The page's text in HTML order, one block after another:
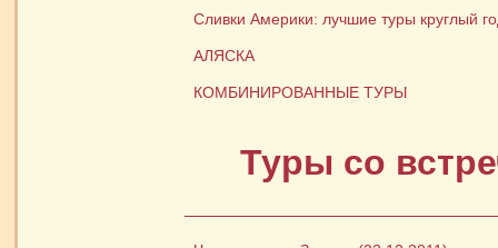
Сливки Америки: лучшие туры круглый
АЛЯСКА
КОМБИНИРОВАННЫЕ ТУРЫ
Туры со